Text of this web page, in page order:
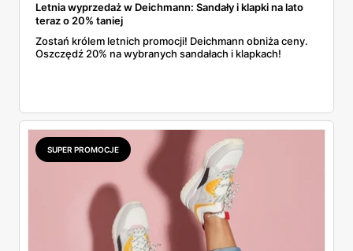
Letnia wyprzedaż w Deichmann: Sandały i klapki na lato
teraz o 20% taniej
Zostań królem letnich promocji! Deichmann obniża ceny.
Oszczędź 20% na wybranych sandałach i klapkach!
SUPER PROMOCJE